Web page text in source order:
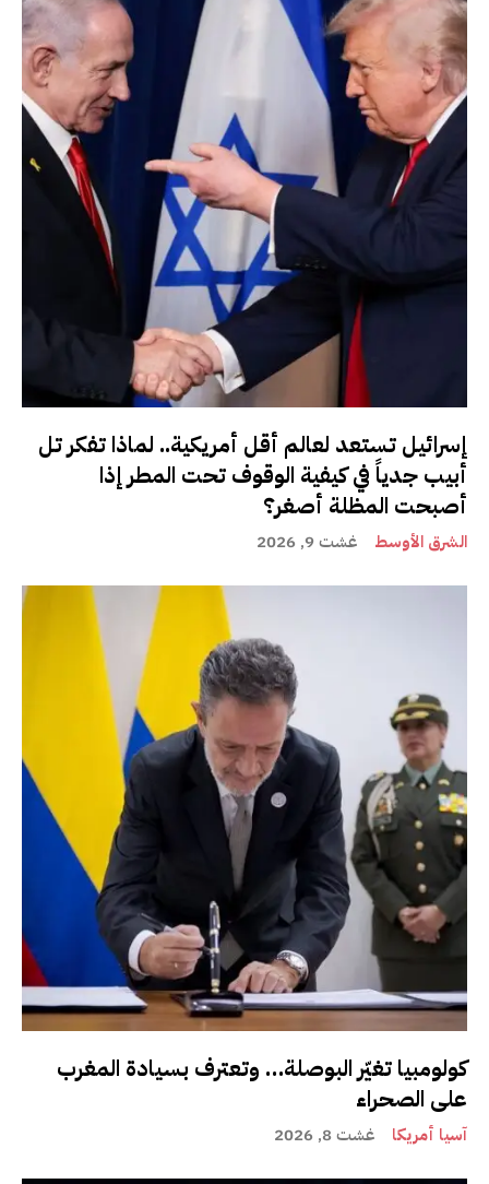
إسرائيل تستعد لعالم أقل أمريكية.. لماذا تفكر تل
أبيب جدياً في كيفية الوقوف تحت المطر إذا
أصبحت المظلة أصغر؟
الشرق الأوسط غشت 9, 2026
كولومبيا تغيّر البوصلة… وتعترف بسيادة المغرب
على الصحراء
آسيا أمريكا غشت 8, 2026